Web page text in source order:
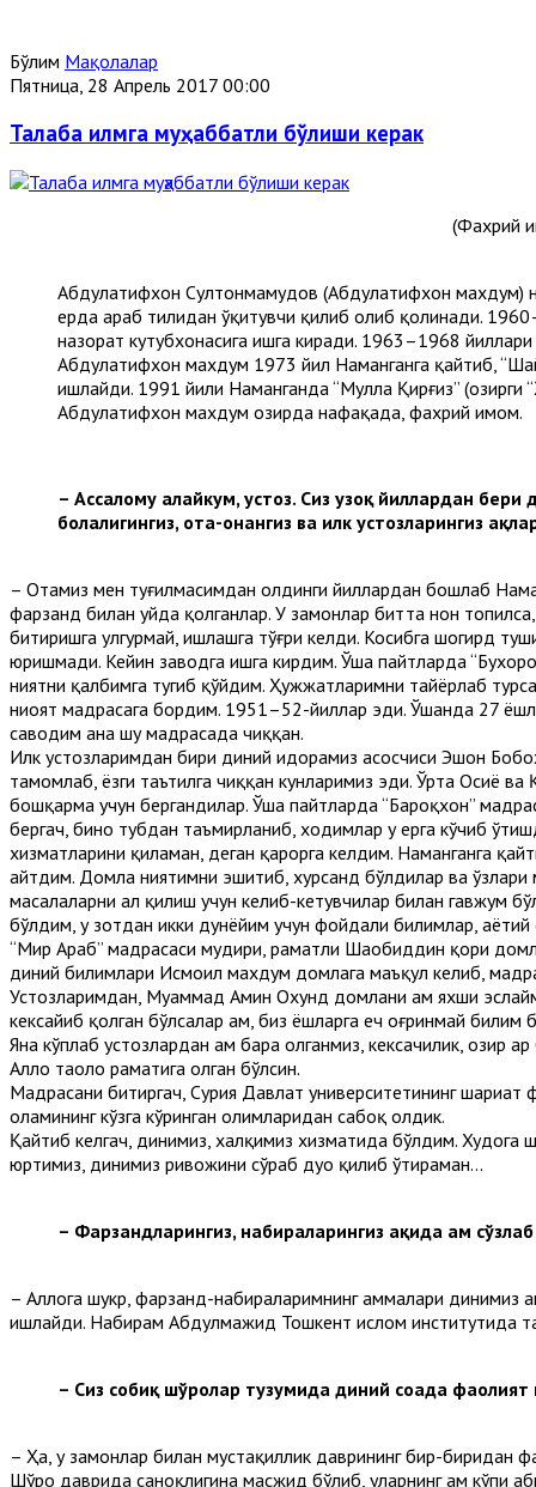
Бўлим Мақолалар
Пятница, 28 Апрель 2017 00:00
Талаба илмга муҳаббатли бўлиши керак
(Фахрий
Абдулатифхон Султонмаҳмудов (Абдулатифхон махдум)
ерда араб тилидан ўқитувчи қилиб олиб қолинади.
назорат кутубхонасига ишга киради. 1963–1968
Абдулатифхон махдум 1973 йил Наманганга қайтиб,
ишлайди. 1991 йили Наманганда “Мулла Қирғиз”
Абдулатифхон махдум ҳозирда нафақада, фахрий имом.
– Ассалому алайкум, устоз. Сиз узоқ йиллардан
болалигингиз, ота-онангиз ва илк устозларингиз
– Отамиз мен туғилмасимдан олдинги йиллардан бошлаб
фарзанд билан уйда қолганлар. У замонлар битта нон
битиришга улгурмай, ишлашга тўғри келди. Косибга шогирд
юришмади. Кейин заводга ишга кирдим. Ўша пайтларда
ниятни қалбимга тугиб қўйдим. Ҳужжатларимни тайёрлаб
ниҳоят мадрасага бордим. 1951–52-йиллар эди. Ўшанда 27
саводим ана шу мадрасада чиққан.
Илк устозларимдан бири диний идорамиз асосчиси Эшон
тамомлаб, ёзги таътилга чиққан кунларимиз эди. Ўрта Осиё
бошқарма учун бергандилар. Ўша пайтларда “Бароқхон”
бергач, бино тубдан таъмирланиб, ходимлар у ерга кўчиб
хизматларини қиламан, деган қарорга келдим. Наманганга
айтдим. Домла ниятимни эшитиб, хурсанд бўлдилар ва
масалаларни ҳал қилиш учун келиб-кетувчилар билан гавжум
бўлдим, у зотдан икки дунёйим учун фойдали билимлар,
“Мир Араб” мадрасаси мудири, раҳматли Шаҳобиддин қори
диний билимлари Исмоил махдум домлага маъқул келиб,
Устозларимдан, Муҳаммад Амин Охунд домлани ҳам яхши
кексайиб қолган бўлсалар ҳам, биз ёшларга ҳеч оғринмай
Яна кўплаб устозлардан ҳам баҳра олганмиз, кексачилик,
Аллоҳ таоло раҳматига олган бўлсин.
Мадрасани битиргач, Сурия Давлат университетининг
оламининг кўзга кўринган олимларидан сабоқ олдик.
Қайтиб келгач, динимиз, халқимиз хизматида бўлдим.
юртимиз, динимиз ривожини сўраб дуо қилиб ўтираман...
– Фарзандларингиз, набираларингиз ҳақида ҳам
– Аллоҳга шукр, фарзанд-набираларимнинг ҳаммалари
ишлайди. Набирам Абдулмажид Тошкент ислом институтида
– Сиз собиқ шўролар тузумида диний соҳада
– Ҳа, у замонлар билан мустақиллик даврининг бир-биридан
Шўро даврида саноқлигина масжид бўлиб, уларнинг ҳам кўпи